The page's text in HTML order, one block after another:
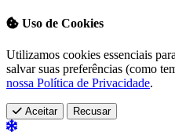
Uso de Cookies
Utilizamos cookies essenciais
salvar suas preferências (como
nossa Política de Privacidade.
Aceitar Recusar